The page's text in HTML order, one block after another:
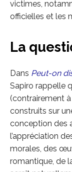
victimes,
officielles et les
La
Dans Peut-on
Sapiro rappelle
(contrairement
construits sur
conception des
l’appréciation
morales, des
romantique, de